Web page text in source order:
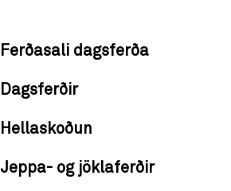
Ferðasali dagsferða
Dagsferðir
Hellaskoðun
Jeppa- og jöklaferðir